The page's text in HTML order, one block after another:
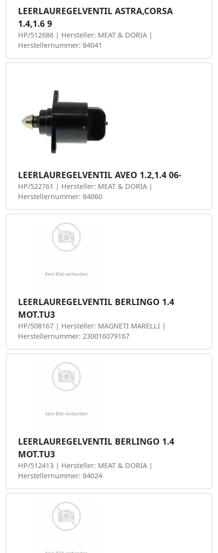
LEERLAUREGELVENTIL ASTRA,CORSA
1.4,1.6 9
HP/512686 | Hersteller: MEAT & DORIA |
Herstellernummer: 84041
LEERLAUREGELVENTIL AVEO 1.2,1.4 06-
HP/522761 | Hersteller: MEAT & DORIA |
Herstellernummer: 84060
LEERLAUREGELVENTIL BERLINGO 1.4
MOT.TU3
HP/508167 | Hersteller: MAGNETI MARELLI |
Herstellernummer: 230016079167
LEERLAUREGELVENTIL BERLINGO 1.4
MOT.TU3
HP/512413 | Hersteller: MEAT & DORIA |
Herstellernummer: 84024